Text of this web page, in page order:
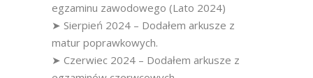
egzaminu zawodowego (Lato 2024)
➤ Sierpień 2024 – Dodałem arkusze z
matur poprawkowych.
➤ Czerwiec 2024 – Dodałem arkusze z